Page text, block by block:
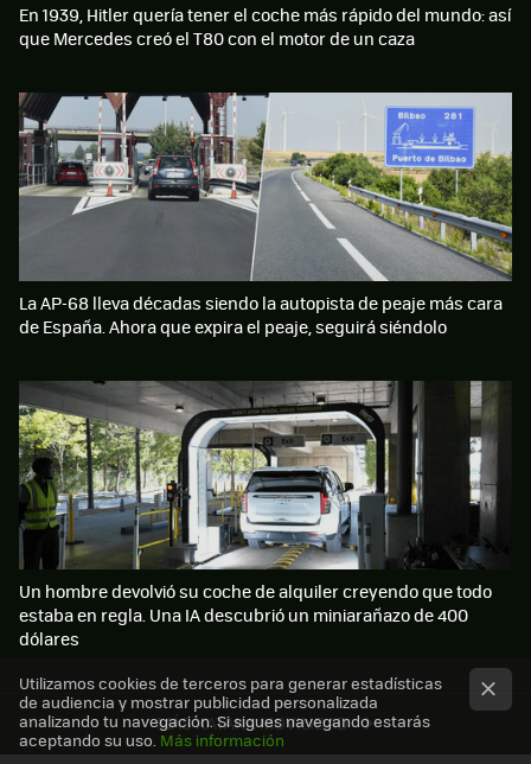
MÁS XATAKA MOVILIDAD
En 1939, Hitler quería tener el coche más rápido del mundo: así
que Mercedes creó el T80 con el motor de un caza
La AP-68 lleva décadas siendo la autopista de peaje más cara
de España. Ahora que expira el peaje, seguirá siéndolo
Un hombre devolvió su coche de alquiler creyendo que todo
estaba en regla. Una IA descubrió un miniarañazo de 400
dólares
Utilizamos cookies de terceros para generar estadísticas
de audiencia y mostrar publicidad personalizada
analizando tu navegación. Si sigues navegando estarás
aceptando su uso. Más información